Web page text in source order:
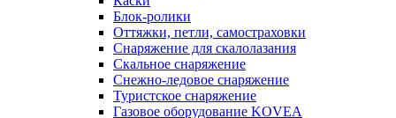
Блок-ролики
Оттяжки, петли, самостраховки
Снаряжение для скалолазания
Скальное снаряжение
Снежно-ледовое снаряжение
Туристское снаряжение
Газовое оборудование KOVEA